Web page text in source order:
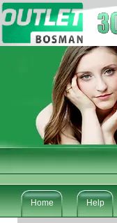
Home Help